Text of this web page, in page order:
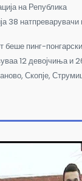
на Република
38 натпреварувачи
беше пинг-
12 девојчиња
Скопје,